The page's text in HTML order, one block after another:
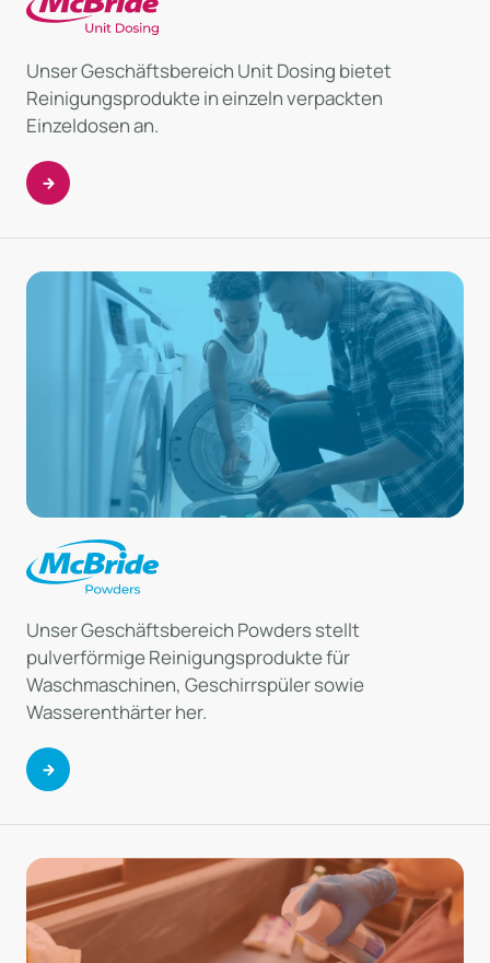
Unser Geschäftsbereich Unit Dosing bietet
Reinigungsprodukte in einzeln verpackten
Einzeldosen an.
Unser Geschäftsbereich Powders stellt
pulverförmige Reinigungsprodukte für
Waschmaschinen, Geschirrspüler sowie
Wasserenthärter her.